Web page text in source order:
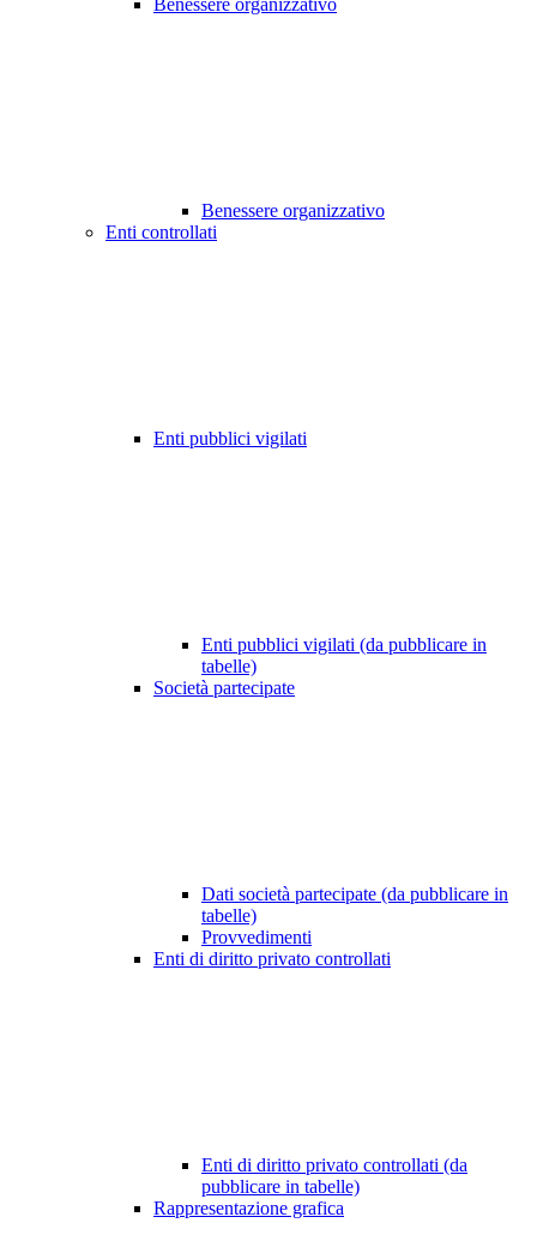
Benessere organizzativo
Benessere organizzativo
Enti controllati
Enti pubblici vigilati
Enti pubblici vigilati (da pubblicare in
tabelle)
Società partecipate
Dati società partecipate (da pubblicare in
tabelle)
Provvedimenti
Enti di diritto privato controllati
Enti di diritto privato controllati (da
pubblicare in tabelle)
Rappresentazione grafica